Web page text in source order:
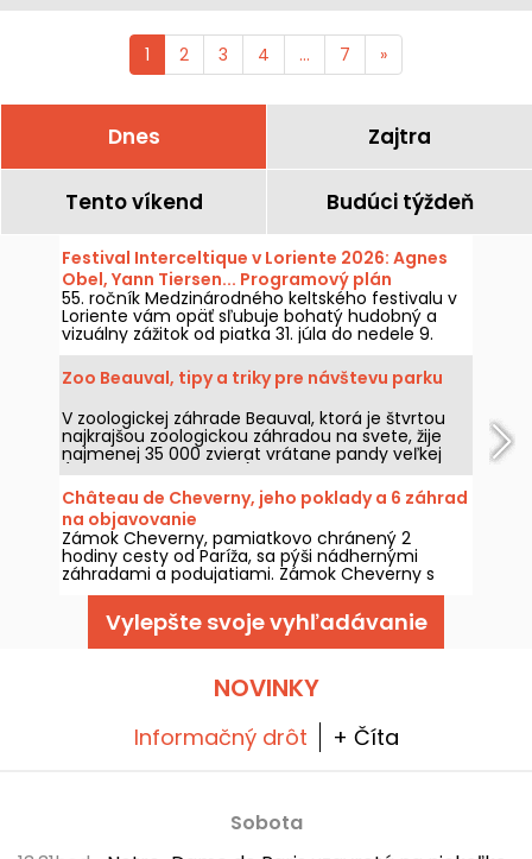
1 2 3 4 ... 7 »
Dnes Zajtra
Tento víkend Budúci týždeň
Festival Interceltique v Loriente 2026: Agnes
Obel, Yann Tiersen... Programový plán
55. ročník Medzinárodného keltského festivalu v
Loriente vám opäť sľubuje bohatý hudobný a
vizuálny zážitok od piatka 31. júla do nedele 9.
augusta 2026. Tešiť sa môžete na výnimočný
príchod dánskej Agnes Obel, legendárneho
Yanna Tiersena, skupiny Eluveitie, Percevala či
Zoo Beauval, tipy a triky pre návštevu parku
V zoologickej záhrade Beauval, ktorá je štvrtou
najkrajšou zoologickou záhradou na svete, žije
najmenej 35 000 zvierat vrátane pandy veľkej
(jedinej vo Francúzsku). Aby ste návštevu počas
1 alebo 2 dní využili čo najlepšie, pripravili sme pre
vás niekoľko tipov, ktoré vám pomôžu vyhnúť sa
strate času a únave.
Château de Cheverny, jeho poklady a 6 záhrad
na objavovanie
Zámok Cheverny, pamiatkovo chránený 2
hodiny cesty od Paríža, sa pýši nádhernými
záhradami a podujatiami. Zámok Cheverny s
rozlohou takmer 100 hektárov je ideálnym
miestom na nadýchanie sa čerstvého vzduchu
počas víkendov a sviatkov: nielenže je domovom
slávneho Tintinovho zámku, ale môže sa
veľkým lesoparkom a nádherne zariadenými
Vylepšte svoje vyhľadávanie
NOVINKY
Informačný drôt + Číta
Sobota